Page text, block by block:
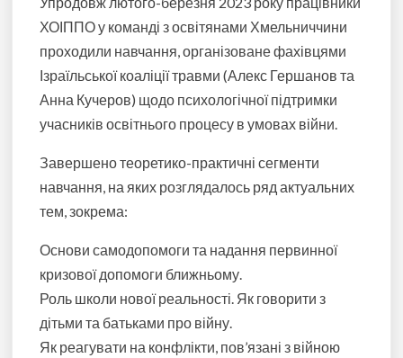
ХОІППО у команді з освітянами Хмельниччини
проходили навчання, організоване фахівцями
Ізраїльської коаліції травми (Алекс Гершанов та
Анна Кучеров) щодо психологічної підтримки
учасників освітнього процесу в умовах війни.
Завершено теоретико-практичні сегменти
навчання, на яких розглядалось ряд актуальних
тем, зокрема:
Основи самодопомоги та надання первинної
кризової допомоги ближньому.
Роль школи нової реальності. Як говорити з
дітьми та батьками про війну.
Як реагувати на конфлікти, пов’язані з війною